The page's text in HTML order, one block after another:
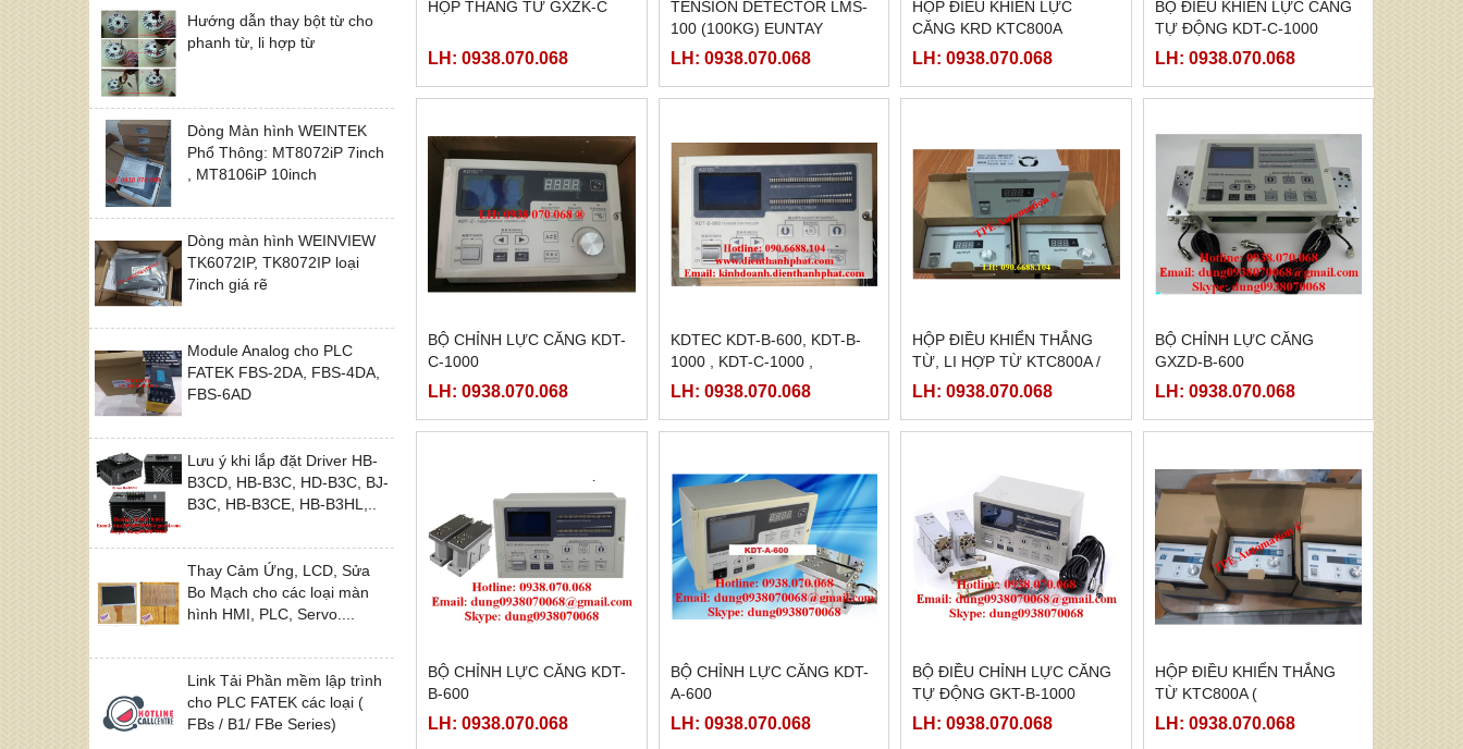
Hướng dẫn thay bột từ cho
phanh từ, li hợp từ
Dòng Màn hình WEINTEK
Phổ Thông: MT8072iP 7inch
, MT8106iP 10inch
Dòng màn hình WEINVIEW
TK6072IP, TK8072IP loại
7inch giá rẽ
Module Analog cho PLC
FATEK FBS-2DA, FBS-4DA,
FBS-6AD
Lưu ý khi lắp đặt Driver HB-
B3CD, HB-B3C, HD-B3C, BJ-
B3C, HB-B3CE, HB-B3HL,..
Thay Cảm Ứng, LCD, Sửa
Bo Mạch cho các loại màn
hình HMI, PLC, Servo....
Link Tải Phần mềm lập trình
cho PLC FATEK các loại (
FBs / B1/ FBe Series)
HỘP THẮNG TỪ GXZK-C
LH: 0938.070.068
TENSION DETECTOR LMS-
100 (100KG) EUNTAY
LH: 0938.070.068
HỘP ĐIỀU KHIỂN LỰC
CĂNG KRD KTC800A
LH: 0938.070.068
BỘ ĐIỀU KHIỂN LỰC CĂNG
TỰ ĐỘNG KDT-C-1000
LH: 0938.070.068
BỘ CHỈNH LỰC CĂNG KDT-
C-1000
LH: 0938.070.068
KDTEC KDT-B-600, KDT-B-
1000 , KDT-C-1000 ,
TENSION CONTROLLER ,
LH: 0938.070.068
HỘP ĐIỀU KHIỂN THẮNG
TỪ, LI HỢP TỪ KTC800A /
KD200A
LH: 0938.070.068
BỘ CHỈNH LỰC CĂNG
GXZD-B-600
LH: 0938.070.068
BỘ CHỈNH LỰC CĂNG KDT-
B-600
LH: 0938.070.068
BỘ CHỈNH LỰC CĂNG KDT-
A-600
LH: 0938.070.068
BỘ ĐIỀU CHỈNH LỰC CĂNG
TỰ ĐỘNG GKT-B-1000
LH: 0938.070.068
HỘP ĐIỀU KHIỂN THẮNG
TỪ KTC800A (
24VDC/4AMPE)
LH: 0938.070.068